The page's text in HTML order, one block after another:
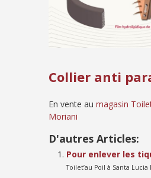
Collier anti
En vente aumagasin
Moriani
D'autres Articles:
Pour enlever les
Toilet’au Poil à Santa Lucia